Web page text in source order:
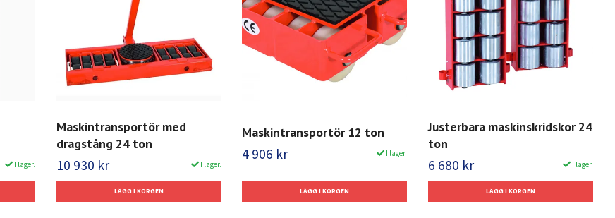
I lager.
Maskintransportör med
dragstång 24 ton
10 930 kr I lager.
Maskintransportör 12 ton
4 906 kr I lager.
Justerbara maskinskridskor 24
ton
6 680 kr I lager.